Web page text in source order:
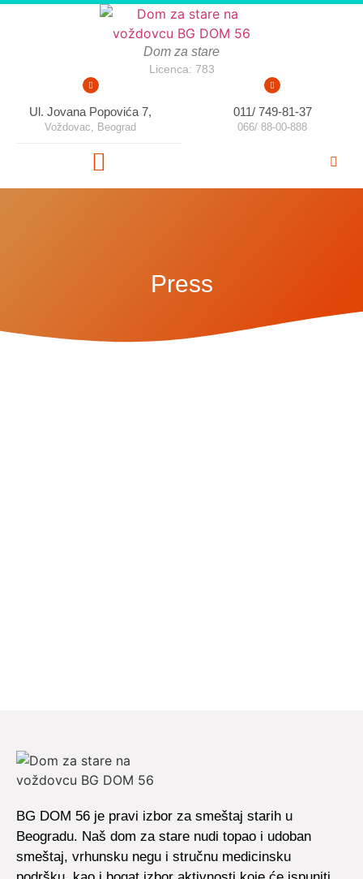
Dom za stare
Licenca: 783
Ul. Jovana Popovića 7,
Voždovac, Beograd
011/ 749-81-37
066/ 88-00-888
Press
BG DOM 56 je pravi izbor za smeštaj starih u
Beogradu. Naš dom za stare nudi topao i udoban
smeštaj, vrhunsku negu i stručnu medicinsku